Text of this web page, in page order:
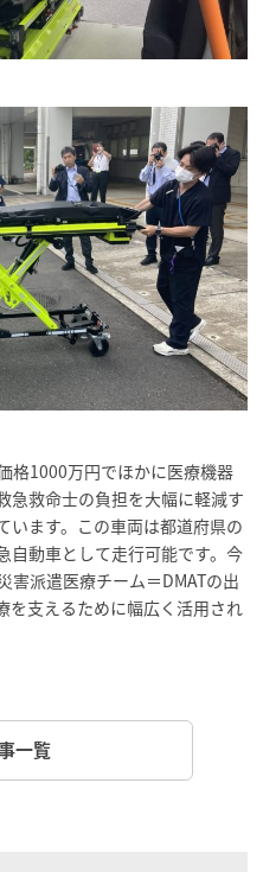
格1000万円でほかに医療機器
急救命士の負担を大幅に軽減す
います。この車両は都道府県の
自動車として走行可能です。今
害派遣医療チーム＝DMATの出
を支えるために幅広く活用され
一覧